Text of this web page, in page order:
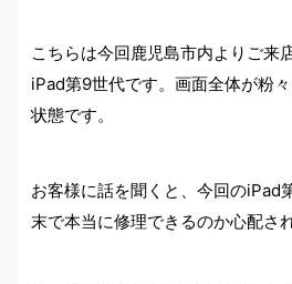
こちらは今回鹿児島市内よりご来
iPad第9世代です。画面全体が粉
状態です。
お客様に話を聞くと、今回のiPad
末で本当に修理できるのか心配さ